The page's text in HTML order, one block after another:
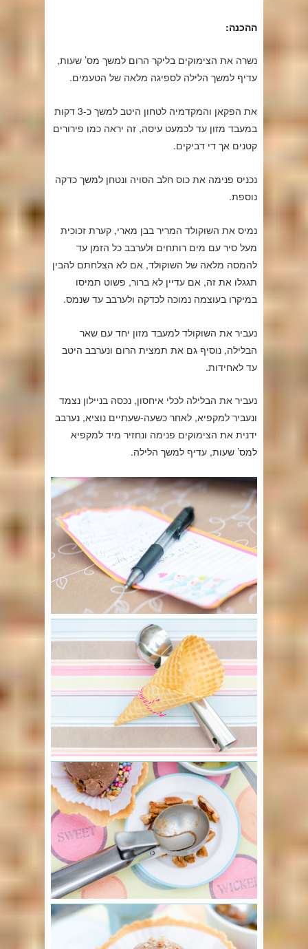
ההכנה:
נשרה את הצימוקים בליקר הרום למשך מס’ שעות,
עדיף למשך הלילה לספיגה מלאה של הטעמים.
את הפקאן והמקדמיה לטחון היטב למשך כ-3 דקות
במעבד מזון עד לכמעט עיסה, זה יראה כמו פירורים
קטנים אך די דביקים.
נכניס פנימה את כוס חלב הסויה ונטחן למשך כדקה
נוספת.
נמיס את השוקולד המריר בבן מארי, קערת זכוכית
מעל סיר עם מים רותחים ולערבב כל הזמן עד
להמסה מלאה של השוקולד, אם לא הצלחתם להבין
תגגלו את זה, אם עדיין לא ברור, פשוט תמיסו
במיקרו בעוצמה נמוכה לכדקה ולערבב עד שנמס.
נעביר את השוקולד למעבד מזון יחד עם שאר
הבלילה, נוסיף גם את תמצית הרום ונערבב היטב
עד לאחידות.
נעביר את הבלילה לכלי איחסון, נכסה בניילון נצמד
ונעביר למקפיא, לאחר כשעה-שעתיים נוציא, נערבב
ידנית את הצימוקים פנימה ונחזיר מיד למקפיא
למס’ שעות, עדיף למשך הלילה.